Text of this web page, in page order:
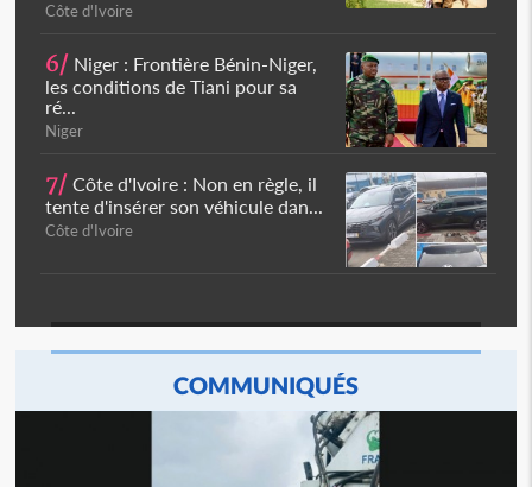
Côte d'Ivoire
6/ Niger : Frontière Bénin-Niger,
les conditions de Tiani pour sa
ré...
Niger
7/ Côte d'Ivoire : Non en règle, il
tente d'insérer son véhicule dan...
Côte d'Ivoire
COMMUNIQUÉS